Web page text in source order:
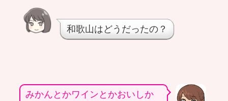
和歌山はどうだったの？
みかんとかワインとかおいしか